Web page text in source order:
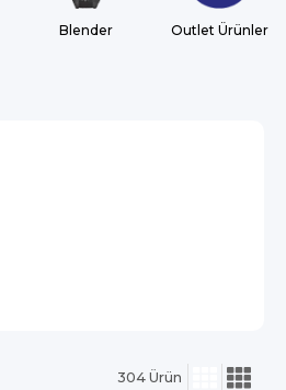
Blender Outlet Ürünler
304 Ürün